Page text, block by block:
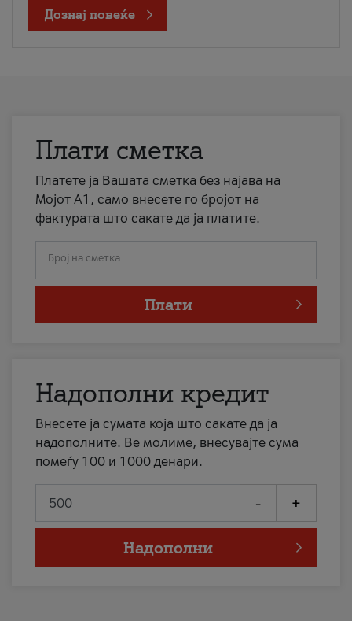
Дознај повеќе
Плати сметка
Платете ја Вашата сметка без најава на
Мојот А1, само внесете го бројот на
фактурата што сакате да ја платите.
Број на сметка
Плати
Надополни кредит
Внесете ја сумата која што сакате да ја
надополните. Ве молиме, внесувајте сума
помеѓу 100 и 1000 денари.
- +
Надополни